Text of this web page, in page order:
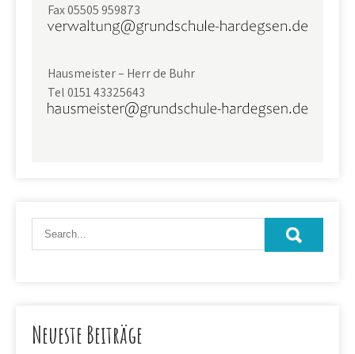
Fax 05505 959873
Hausmeister – Herr de Buhr
Tel 0151 43325643
Neueste Beiträge